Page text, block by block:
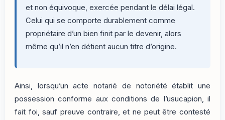
et non équivoque, exercée pendant le délai légal.
Celui qui se comporte durablement comme
propriétaire d’un bien finit par le devenir, alors
même qu’il n’en détient aucun titre d’origine.
Ainsi, lorsqu’un acte notarié de notoriété établit une
possession conforme aux conditions de l’usucapion, il
fait foi, sauf preuve contraire, et ne peut être contesté